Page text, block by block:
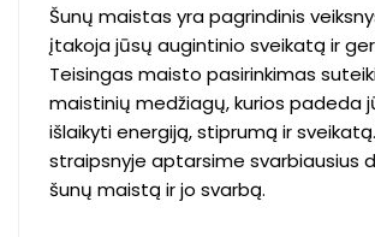
Šunų maistas yra pagrindinis
įtakoja jūsų augintinio sveikatą ir
Teisingas maisto pasirinkimas
maistinių medžiagų, kurios padeda
išlaikyti energiją, stiprumą ir
straipsnyje aptarsime svarbiausius
šunų maistą ir jo svarbą.